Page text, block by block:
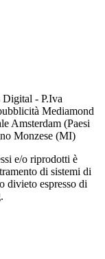
- P.Iva
Mediamond
Amsterdam (Paesi
Monzese (MI)
e/o riprodotti è
di sistemi di
divieto espresso di